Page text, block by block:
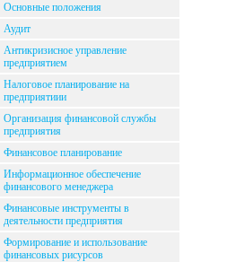
Основные положения
Аудит
Антикризисное управление
предприятием
Налоговое планирование на
предприятиии
Организация финансовой службы
предприятия
Финансовое планирование
Информационное обеспечение
финансового менеджера
Финансовые инструменты в
деятельности предприятия
Формирование и использование
финансовых рисурсов